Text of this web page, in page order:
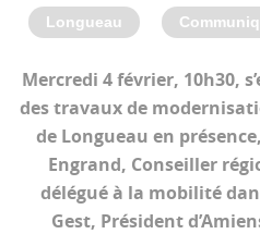
Longueau
Mercredi 4 février, 10h30,
des travaux de
de Longueau en
Engrand, Conseiller
délégué à la mobilité
Gest, Président